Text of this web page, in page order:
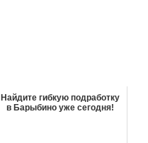
Найдите гибкую подработку
в Барыбино уже сегодня!